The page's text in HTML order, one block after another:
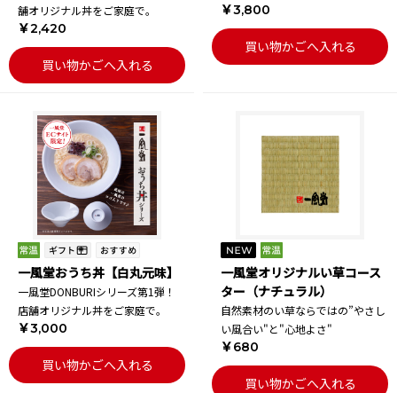
舗オリジナル丼をご家庭で。
￥2,420
買い物かごへ入れる
￥3,800
買い物かごへ入れる
一風堂おうち丼【白丸元味】
一風堂DONBURIシリーズ第1弾！
店舗オリジナル丼をご家庭で。
￥3,000
買い物かごへ入れる
一風堂オリジナルい草コース
ター（ナチュラル）
自然素材のい草ならではの”やさし
い風合い"と"心地よさ"
￥680
買い物かごへ入れる